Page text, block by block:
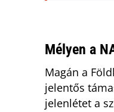
Mélyen a
Magán a
jelentős
jelenlétet a